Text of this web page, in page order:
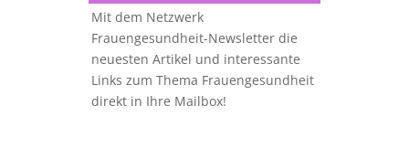
Mit dem Netzwerk
Frauengesundheit-Newsletter die
neuesten Artikel und interessante
Links zum Thema Frauengesundheit
direkt in Ihre Mailbox!